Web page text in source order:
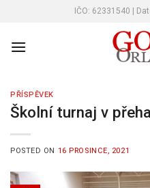
content
IČO: 62331540 |
PŘÍSPĚVEK
Školní turnaj v
POSTED ON 16 PROSINCE, 2021